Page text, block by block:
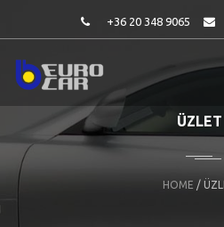
+36 20 348 9065
ÜZLET
HOME /